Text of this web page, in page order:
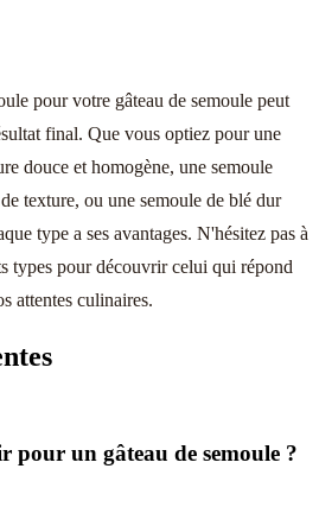
pour votre gâteau de semoule peut
final. Que vous optiez pour une
douce et homogène, une semoule
texture, ou une semoule de blé dur
type a ses avantages. N'hésitez pas à
types pour découvrir celui qui répond
attentes culinaires.
pour un gâteau de semoule ?